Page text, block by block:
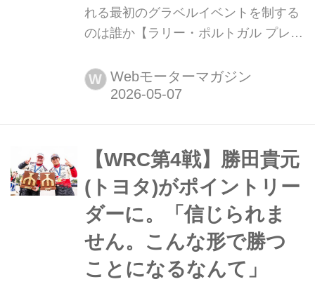
れる最初のグラベルイベントを制する
のは誰か【ラリー・ポルトガル プレビ
間)、WRC世界ラリー選手権第6戦ラリ
ー・ポルトガルが北部の都市ポルト近
グラベル(未舗装路)イベントとなる。
ラリー・ジャパン(5月28日〜34日)前
の最後のラリーで、勝田貴元(...
W Webモーターマガジン
【WRC第4戦】勝田貴元
(トヨタ)がポイントリー
ダーに。「信じられま
せん。こんな形で勝つ
ことになるなんて」